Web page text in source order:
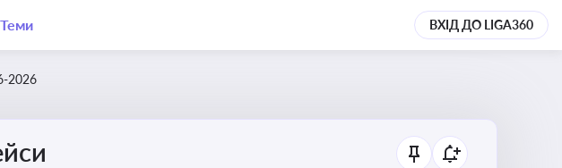
ВХІД ДО LIGA360
2026